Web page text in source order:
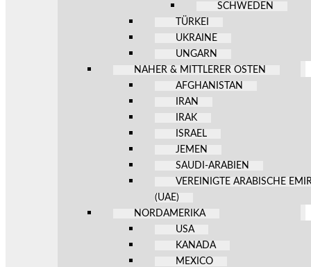
SCHWEDEN
TÜRKEI
UKRAINE
UNGARN
NAHER & MITTLERER OSTEN
AFGHANISTAN
IRAN
IRAK
ISRAEL
JEMEN
SAUDI-ARABIEN
VEREINIGTE ARABISCHE
(UAE)
NORDAMERIKA
USA
KANADA
MEXICO